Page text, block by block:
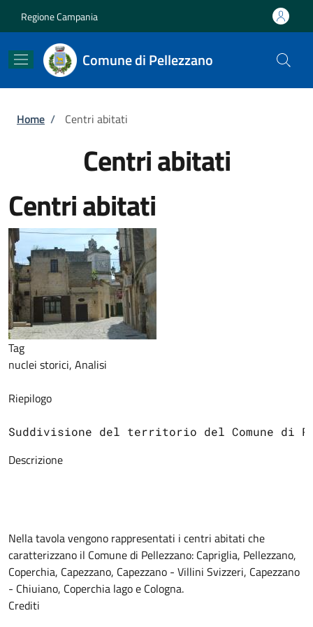
Regione Campania
Comune di Pellezzano
Briciole di pane
Home / Centri abitati
Centri abitati
Centri abitati
Tag
nuclei storici, Analisi
Riepilogo
Suddivisione del territorio del Comune
Descrizione
Nella tavolavengono rappresentati i centri abitati che
caratterizzano il Comune di Pellezzano: Capriglia, Pellezzano,
Coperchia, Capezzano, Capezzano - Villini Svizzeri, Capezzano
- Chiuiano, Coperchia lago e Cologna.
Crediti